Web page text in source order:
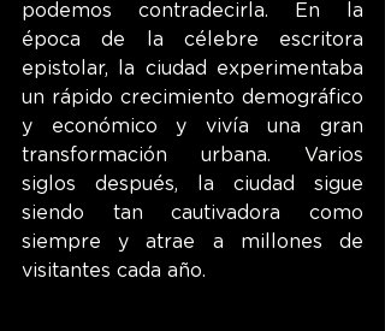
podemos contradecirla. En la
época de la célebre escritora
epistolar, la ciudad experimentaba
un rápido crecimiento demográfico
y económico y vivía una gran
transformación urbana. Varios
siglos después, la ciudad sigue
siendo tan cautivadora como
siempre y atrae a millones de
visitantes cada año.